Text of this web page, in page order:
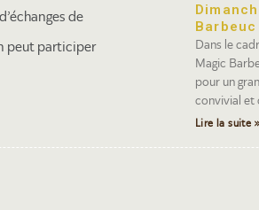
de
peut participer
Barbeuc
Dans le
Magic
pour un
convivial et
Lire la suite »